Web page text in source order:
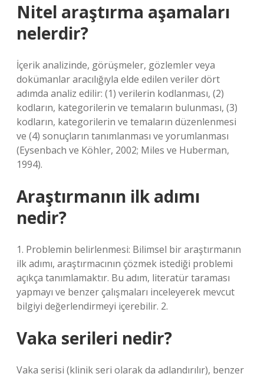
Nitel araştırma aşamaları
nelerdir?
İçerik analizinde, görüşmeler, gözlemler veya
dokümanlar aracılığıyla elde edilen veriler dört
adımda analiz edilir: (1) verilerin kodlanması, (2)
kodların, kategorilerin ve temaların bulunması, (3)
kodların, kategorilerin ve temaların düzenlenmesi
ve (4) sonuçların tanımlanması ve yorumlanması
(Eysenbach ve Köhler, 2002; Miles ve Huberman,
1994).
Araştırmanın ilk adımı
nedir?
1. Problemin belirlenmesi: Bilimsel bir araştırmanın
ilk adımı, araştırmacının çözmek istediği problemi
açıkça tanımlamaktır. Bu adım, literatür taraması
yapmayı ve benzer çalışmaları inceleyerek mevcut
bilgiyi değerlendirmeyi içerebilir. 2.
Vaka serileri nedir?
Vaka serisi (klinik seri olarak da adlandırılır), benzer